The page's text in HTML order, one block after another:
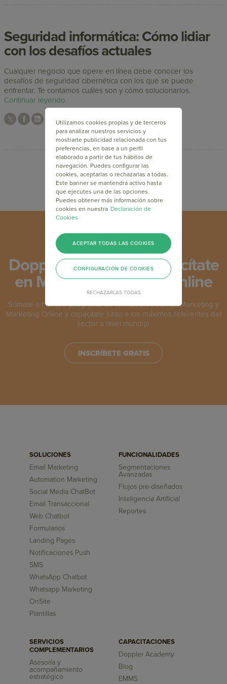
Seguridad informática: Cómo lidiar
con los desafíos actuales
Cualquier negocio que opere en línea debe conocer los
desafíos de seguridad cibernética con los que se puede
enfrentar. Te contamos cuáles son y cómo solucionarlos.
Continuar leyendo
Doppler Academy: Capacítate
en Marketing, gratis y online
Súmate a nuestro programa de formación en Email Marketing y
Marketing Online y capacítate junto a los máximos referentes del
sector a nivel mundial.
INSCRÍBETE GRATIS
SOLUCIONES
Email Marketing
Automation Marketing
Social Media ChatBot
Email Transaccional
Web Chatbot
Formularios
Landing Pages
Notificaciones Push
SMS
WhatsApp Chatbot
Whatsapp Marketing
OnSite
Plantillas
FUNCIONALIDADES
Segmentaciones
Avanzadas
Flujos pre-diseñados
Inteligencia Artificial
Reportes
SERVICIOS
COMPLEMENTARIOS
Asesoría y
acompañamiento
estratégico
CAPACITACIONES
Doppler Academy
Blog
EMMS
Utilizamos cookies propias y de terceros
para analizar nuestros servicios y
mostrarte publicidad relacionada con tus
preferencias, en base a un perfil
elaborado a partir de tus hábitos de
navegación. Puedes configurar las
cookies, aceptarlas o rechazarlas a todas.
Este banner se mantendrá activo hasta
que ejecutes una de las opciones.
Puedes obtener más información sobre
cookies en nuestra Declaración de
Cookies
RECHAZARLAS TODAS
ACEPTAR TODAS LAS COOKIES
CONFIGURACIÓN DE COOKIES